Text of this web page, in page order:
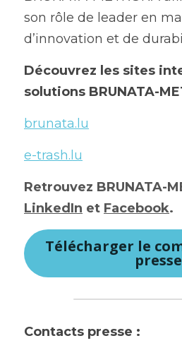
son rôle de leader en
d’innovation et de
Découvrez les sites
solutions BRUNATA-
brunata.lu
e-trash.lu
LinkedIn et Facebook.
Télécharger le
presse
Contacts presse :